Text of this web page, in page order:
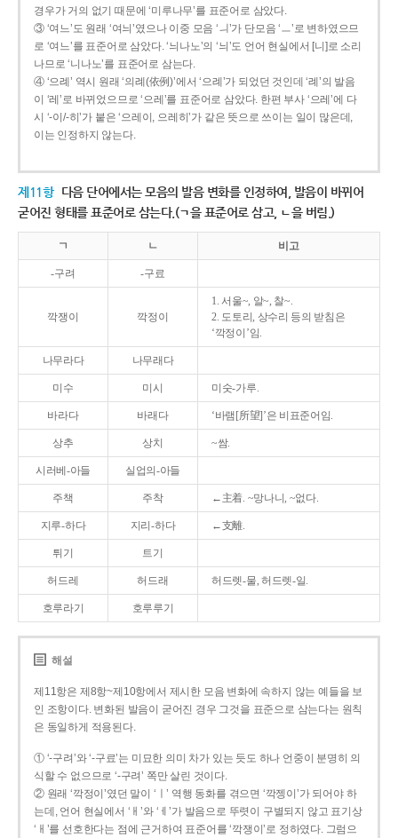
경우가 거의 없기 때문에 ‘미루나무’를 표준어로 삼았다.
③ ‘여느’도 원래 ‘여늬’였으나 이중 모음 ‘ㅢ’가 단모음 ‘ㅡ’로 변하였으므
로 ‘여느’를 표준어로 삼았다. ‘늬나노’의 ‘늬’도 언어 현실에서 [니]로 소리
나므로 ‘니나노’를 표준어로 삼는다.
④ ‘으례’ 역시 원래 ‘의례(依例)’에서 ‘으례’가 되었던 것인데 ‘례’의 발음
이 ‘레’로 바뀌었으므로 ‘으레’를 표준어로 삼았다. 한편 부사 ‘으레’에 다
시 ‘-이/-히’가 붙은 ‘으레이, 으레히’가 같은 뜻으로 쓰이는 일이 많은데,
이는 인정하지 않는다.
제11항 다음 단어에서는 모음의 발음 변화를 인정하여, 발음이 바뀌어
굳어진 형태를 표준어로 삼는다.(ㄱ을 표준어로 삼고, ㄴ을 버림.)
ㄱ ㄴ 비고
-구려 -구료
깍쟁이 깍정이
1. 서울~, 알~, 찰~.
2. 도토리, 상수리 등의 받침은
‘깍정이’임.
나무라다 나무래다
미수 미시 미숫-가루.
바라다 바래다 ‘바램[所望]’은 비표준어임.
상추 상치 ~쌈.
시러베-아들 실업의-아들
주책 주착 ←主着. ~망나니, ~없다.
지루-하다 지리-하다 ←支離.
튀기 트기
허드레 허드래 허드렛-물, 허드렛-일.
호루라기 호루루기
해설
제11항은 제8항~제10항에서 제시한 모음 변화에 속하지 않는 예들을 보
인 조항이다. 변화된 발음이 굳어진 경우 그것을 표준으로 삼는다는 원칙
은 동일하게 적용된다.
① ‘-구려’와 ‘-구료’는 미묘한 의미 차가 있는 듯도 하나 언중이 분명히 의
식할 수 없으므로 ‘-구려’ 쪽만 살린 것이다.
② 원래 ‘깍정이’였던 말이 ‘ㅣ’ 역행 동화를 겪으면 ‘깍젱이’가 되어야 하
는데, 언어 현실에서 ‘ㅐ’와 ‘ㅔ’가 발음으로 뚜렷이 구별되지 않고 표기상
‘ㅐ’를 선호한다는 점에 근거하여 표준어를 ‘깍쟁이’로 정하였다. 그럼으